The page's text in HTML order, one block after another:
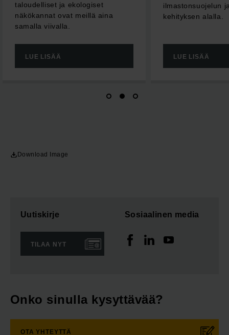
taloudelliset ja ekologiset
näkökannat ovat meillä aina
samalla viivalla.
LUE LISÄÄ
ilmastonsuojelun
kehityksen alalla.
LUE LISÄÄ
Download Image
Uutiskirje
TILAA NYT
Sosiaalinen media
Onko sinulla kysyttävää?
OTA YHTEYTTÄ